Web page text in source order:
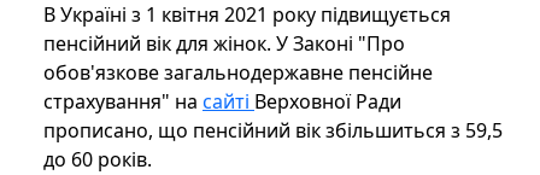
В Україні з 1 квітня 2021 року підвищується
пенсійний вік для жінок. У Законі "Про
обов'язкове загальнодержавне пенсійне
страхування" на сайті Верховної Ради
прописано, що пенсійний вік збільшиться з 59,5
до 60 років.